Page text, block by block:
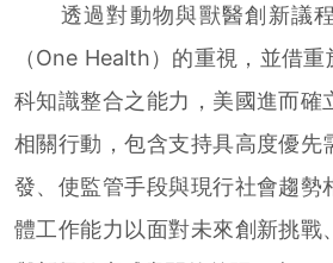
透過對動物與獸醫創新議程
（One Health）的重視，並借
科知識整合之能力，美國進而確
相關行動，包含支持具高度優先
發、使監管手段與現行社會趨勢
體工作能力以面對未來創新挑戰